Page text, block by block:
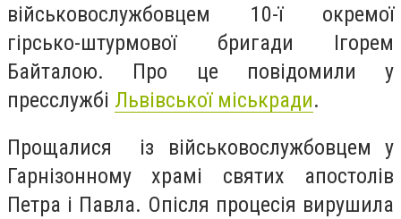
військовослужбовцем 10-ї окремої
гірсько-штурмової бригади Ігорем
Байталою. Про це повідомили у
пресслужбі Львівської міськради.
Прощалися із військовослужбовцем у
Гарнізонному храмі святих апостолів
Петра і Павла. Опісля процесія вирушила